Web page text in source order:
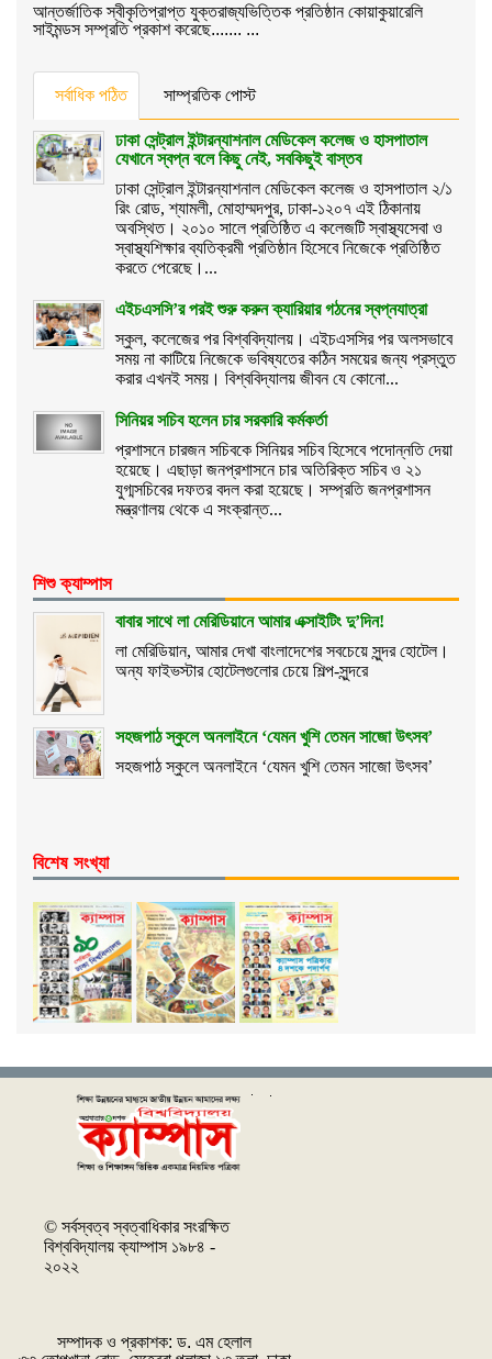
আন্তর্জাতিক স্বীকৃতিপ্রাপ্ত যুক্তরাজ্যভিত্তিক প্রতিষ্ঠান কোয়াকুয়ারেলি
সাইমন্ডস সম্প্রতি প্রকাশ করেছে....... ...
সর্বাধিক পঠিত সাম্প্রতিক পোস্ট
ঢাকা সেন্ট্রাল ইন্টারন্যাশনাল মেডিকেল কলেজ ও হাসপাতাল
যেখানে স্বপ্ন বলে কিছু নেই, সবকিছুই বাস্তব
ঢাকা সেন্ট্রাল ইন্টারন্যাশনাল মেডিকেল কলেজ ও হাসপাতাল ২/১
রিং রোড, শ্যামলী, মোহাম্মদপুর, ঢাকা-১২০৭ এই ঠিকানায়
অবস্থিত। ২০১০ সালে প্রতিষ্ঠিত এ কলেজটি স্বাস্থ্যসেবা ও
স্বাস্থ্যশিক্ষার ব্যতিক্রমী প্রতিষ্ঠান হিসেবে নিজেকে প্রতিষ্ঠিত
করতে পেরেছে।...
এইচএসসি’র পরই শুরু করুন ক্যারিয়ার গঠনের স্বপ্নযাত্রা
স্কুল, কলেজের পর বিশ্ববিদ্যালয়। এইচএসসির পর অলসভাবে
সময় না কাটিয়ে নিজেকে ভবিষ্যতের কঠিন সময়ের জন্য প্রস্তুত
করার এখনই সময়। বিশ্ববিদ্যালয় জীবন যে কোনো...
সিনিয়র সচিব হলেন চার সরকারি কর্মকর্তা
প্রশাসনে চারজন সচিবকে সিনিয়র সচিব হিসেবে পদোন্নতি দেয়া
হয়েছে। এছাড়া জনপ্রশাসনে চার অতিরিক্ত সচিব ও ২১
যুগ্মসচিবের দফতর বদল করা হয়েছে। সম্প্রতি জনপ্রশাসন
মন্ত্রণালয় থেকে এ সংক্রান্ত...
শিশু ক্যাম্পাস
বাবার সাথে লা মেরিডিয়ানে আমার এক্সাইটিং দু’দিন!
লা মেরিডিয়ান, আমার দেখা বাংলাদেশের সবচেয়ে সুন্দর হোটেল।
অন্য ফাইভস্টার হোটেলগুলোর চেয়ে শিল্প-সুন্দরে
সহজপাঠ স্কুলে অনলাইনে ‘যেমন খুশি তেমন সাজো উৎসব’
সহজপাঠ স্কুলে অনলাইনে ‘যেমন খুশি তেমন সাজো উৎসব’
বিশেষ সংখ্যা
© সর্বস্বত্ব স্বত্বাধিকার সংরক্ষিত
বিশ্ববিদ্যালয় ক্যাম্পাস ১৯৮৪ -
২০২২
সম্পাদক ও প্রকাশক: ‌ড. এম হেলাল